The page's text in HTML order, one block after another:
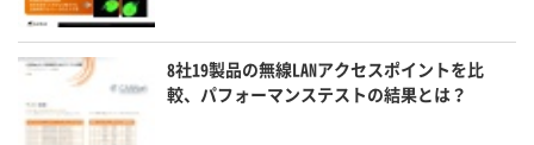
8社19製品の無線LANアクセスポイントを比
較、パフォーマンステストの結果とは？